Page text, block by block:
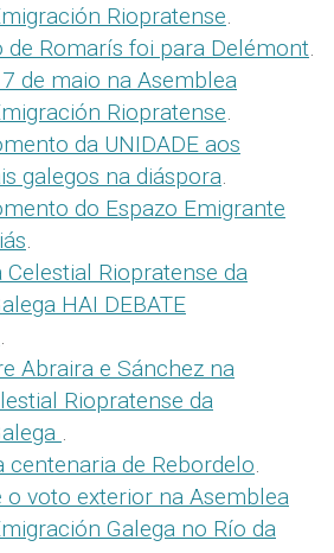
Riopratense.
de Romarís foi para Delémont.
de maio na Asemblea
Riopratense.
da UNIDADE aos
galegos na diáspora.
do Espazo Emigrante
.
Celestial Riopratense da
HAI DEBATE
.
Abraira e Sánchez na
Riopratense da
.
centenaria de Rebordelo.
o voto exterior na Asemblea
Galega no Río da